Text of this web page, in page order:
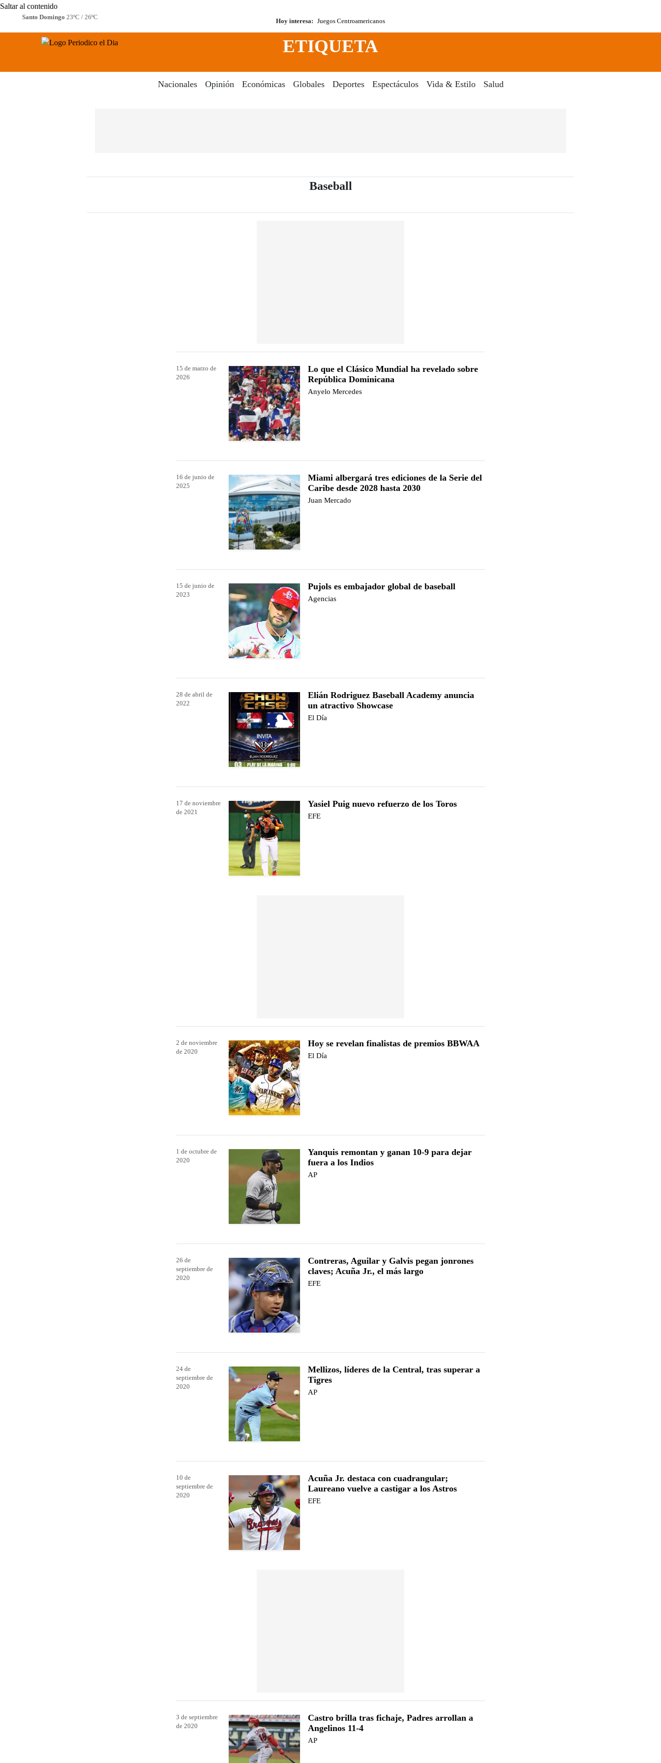
Saltar al contenido
Santo Domingo 23ºC / 26ºC
Hoy interesa: Juegos Centroamericanos
Search
ETIQUETA
Nacionales Opinión Económicas Globales Deportes Espectáculos Vida & Estilo Salud
Baseball
15 de marzo de
2026
Lo que el Clásico Mundial ha revelado sobre
República Dominicana
Anyelo Mercedes
16 de junio de
2025
Miami albergará tres ediciones de la Serie del
Caribe desde 2028 hasta 2030
Juan Mercado
15 de junio de
2023
Pujols es embajador global de baseball
Agencias
28 de abril de
2022
Elián Rodriguez Baseball Academy anuncia
un atractivo Showcase
El Día
17 de noviembre
de 2021
Yasiel Puig nuevo refuerzo de los Toros
EFE
2 de noviembre
de 2020
Hoy se revelan finalistas de premios BBWAA
El Día
1 de octubre de
2020
Yanquis remontan y ganan 10-9 para dejar
fuera a los Indios
AP
26 de
septiembre de
2020
Contreras, Aguilar y Galvis pegan jonrones
claves; Acuña Jr., el más largo
EFE
24 de
septiembre de
2020
Mellizos, líderes de la Central, tras superar a
Tigres
AP
10 de
septiembre de
2020
Acuña Jr. destaca con cuadrangular;
Laureano vuelve a castigar a los Astros
EFE
3 de septiembre
de 2020
Castro brilla tras fichaje, Padres arrollan a
Angelinos 11-4
AP